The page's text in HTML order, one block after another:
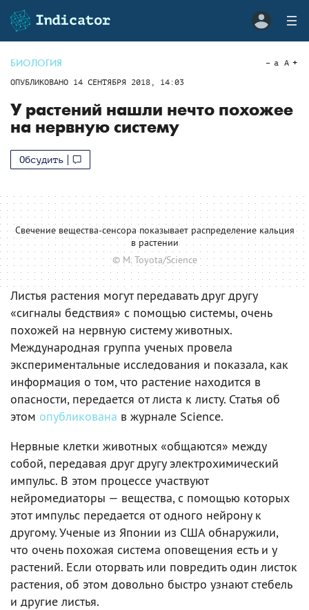
БИОЛОГИЯ
ОПУБЛИКОВАНО 14 СЕНТЯБРЯ 2018, 14:03
a A
У растений нашли нечто похожее
на нервную систему
Обсудить
Свечение вещества-сенсора показывает распределение кальция
в растении
© M. Toyota/Science
Листья растения могут передавать друг другу
«сигналы бедствия» с помощью системы, очень
похожей на нервную систему животных.
Международная группа ученых провела
экспериментальные исследования и показала, как
информация о том, что растение находится в
опасности, передается от листа к листу. Статья об
этом опубликована в журнале Science.
Нервные клетки животных «общаются» между
собой, передавая друг другу электрохимический
импульс. В этом процессе участвуют
нейромедиаторы — вещества, с помощью которых
этот импульс передается от одного нейрону к
другому. Ученые из Японии из США обнаружили,
что очень похожая система оповещения есть и у
растений. Если оторвать или повредить один листок
растения, об этом довольно быстро узнают стебель
и другие листья.